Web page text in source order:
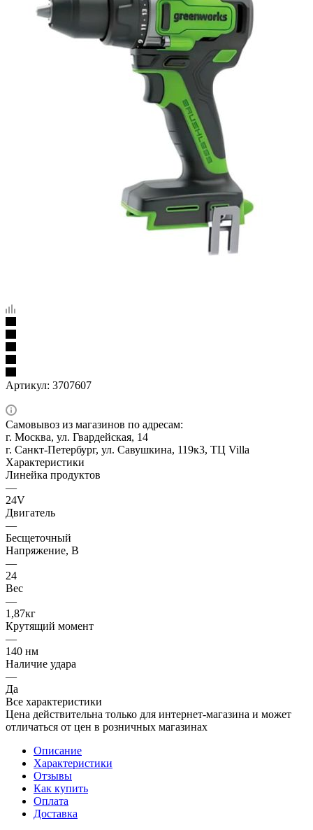
Артикул: 3707607
Самовывоз из магазинов по адресам:
г. Москва, ул. Гвардейская, 14
г. Санкт-Петербург, ул. Савушкина, 119к3, ТЦ Villa
Характеристики
Линейка продуктов
—
24V
Двигатель
—
Бесщеточный
Напряжение, В
—
24
Вес
—
1,87кг
Крутящий момент
—
140 нм
Наличие удара
—
Да
Все характеристики
Цена действительна только для интернет-магазина и может
отличаться от цен в розничных магазинах
Описание
Характеристики
Отзывы
Как купить
Оплата
Доставка